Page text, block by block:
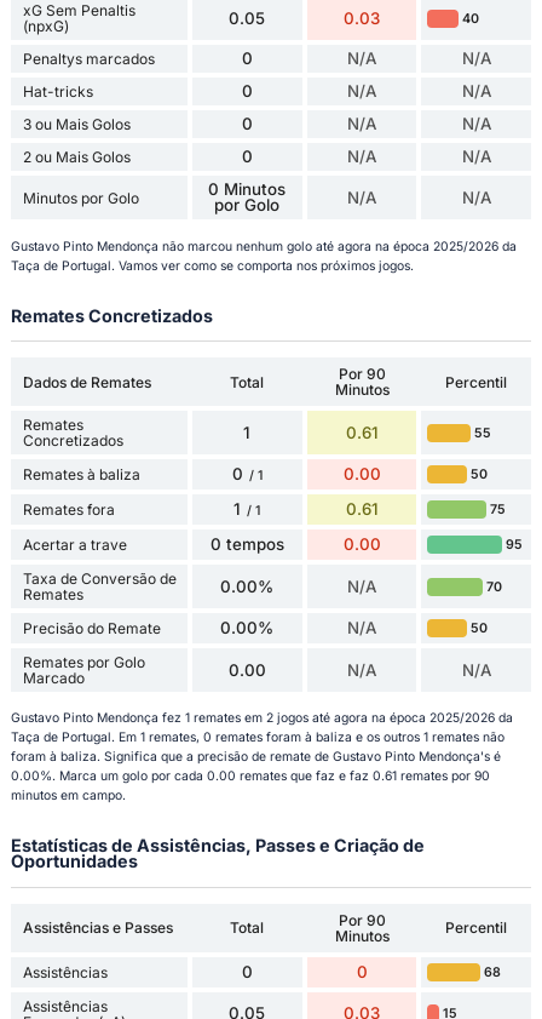
xG Sem Penaltis
(npxG)
0.05 0.03 40
Penaltys marcados 0 N/A N/A
Hat-tricks 0 N/A N/A
3 ou Mais Golos 0 N/A N/A
2 ou Mais Golos 0 N/A N/A
Minutos por Golo
0 Minutos
por Golo
N/A N/A
Gustavo Pinto Mendonça não marcou nenhum golo até agora na época 2025/2026 da
Taça de Portugal. Vamos ver como se comporta nos próximos jogos.
Remates Concretizados
Dados de Remates Total
Por 90
Minutos
Percentil
Remates
Concretizados
1 0.61 55
Remates à baliza 0 / 1 0.00 50
Remates fora 1 / 1 0.61 75
Acertar a trave 0 tempos 0.00 95
Taxa de Conversão de
Remates
0.00% N/A 70
Precisão do Remate 0.00% N/A 50
Remates por Golo
Marcado
0.00 N/A N/A
Gustavo Pinto Mendonça fez 1 remates em 2 jogos até agora na época 2025/2026 da
Taça de Portugal. Em 1 remates, 0 remates foram à baliza e os outros 1 remates não
foram à baliza. Significa que a precisão de remate de Gustavo Pinto Mendonça's é
0.00%. Marca um golo por cada 0.00 remates que faz e faz 0.61 remates por 90
minutos em campo.
Estatísticas de Assistências, Passes e Criação de
Oportunidades
Assistências e Passes Total
Por 90
Minutos
Percentil
Assistências 0 0 68
Assistências
0.05 0.03 15